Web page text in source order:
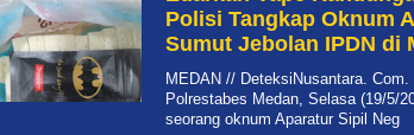
Polisi Tangkap Oknum
Sumut Jebolan IPDN di
MEDAN // DeteksiNusantara.
Polrestabes Medan, Selasa (19/5/
seorang oknum Aparatur Sipil Neg